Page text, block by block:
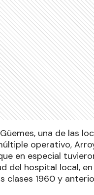
una de las
operativo,
en especial
del hospital local, en
clases 1960 y